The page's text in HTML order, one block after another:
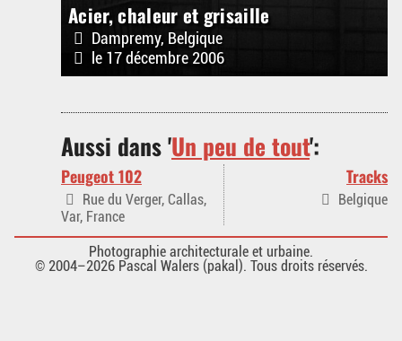
Acier, chaleur et grisaille
Dampremy, Belgique
le 17 décembre 2006
Aussi dans 'Un peu de tout':
Peugeot 102
Rue du Verger, Callas,
Var, France
Tracks
Belgique
Photographie architecturale et urbaine.
© 2004–2026 Pascal Walers (pakal). Tous droits réservés.